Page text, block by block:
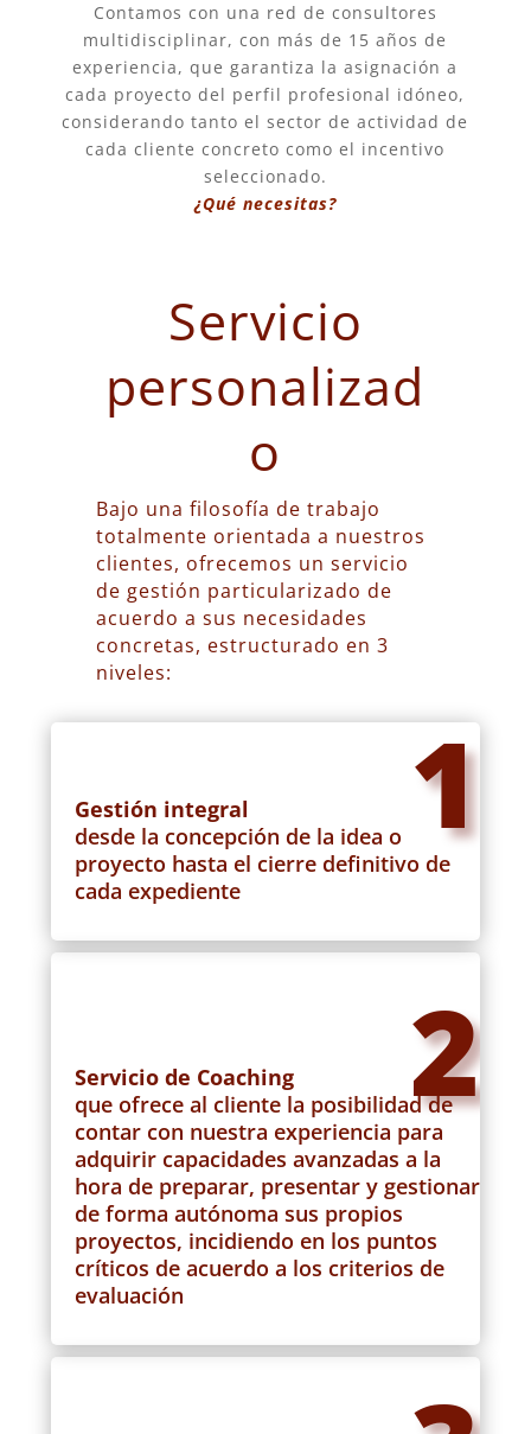
Contamos con una red de consultores
multidisciplinar, con más de 15 años de
experiencia, que garantiza la asignación a
cada proyecto del perfil profesional idóneo,
considerando tanto el sector de actividad de
cada cliente concreto como el incentivo
seleccionado.
¿Qué necesitas?
Servicio
personalizad
o
Bajo una filosofía de trabajo
totalmente orientada a nuestros
clientes, ofrecemos un servicio
de gestión particularizado de
acuerdo a sus necesidades
concretas, estructurado en 3
niveles:
1
Gestión integral
desde la concepción de la idea o
proyecto hasta el cierre definitivo de
cada expediente
2
Servicio de Coaching
que ofrece al cliente la posibilidad de
contar con nuestra experiencia para
adquirir capacidades avanzadas a la
hora de preparar, presentar y gestionar
de forma autónoma sus propios
proyectos, incidiendo en los puntos
críticos de acuerdo a los criterios de
evaluación